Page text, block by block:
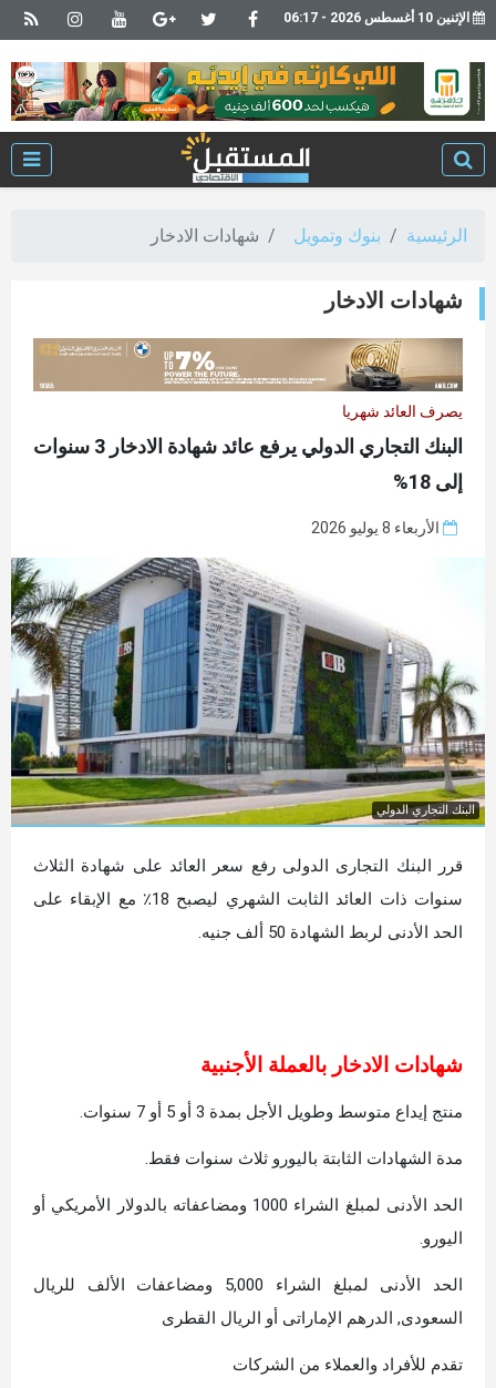
الإثنين 10 أغسطس 2026 - 06:17
الرئيسية بنوك وتمويل شهادات الادخار
شهادات الادخار
يصرف العائد شهريا
البنك التجاري الدولي يرفع عائد شهادة الادخار 3 سنوات
إلى 18%
الأربعاء 8 يوليو 2026
البنك التجاري الدولي
قرر البنك التجارى الدولى رفع سعر العائد على شهادة الثلاث
سنوات ذات العائد الثابت الشهري ليصبح 18٪؜ مع الإبقاء على
الحد الأدنى لربط الشهادة 50 ألف جنيه.
شهادات الادخار بالعملة الأجنبية
منتج إيداع متوسط وطويل الأجل بمدة 3 أو 5 أو 7 سنوات.
مدة الشهادات الثابتة باليورو ثلاث سنوات فقط.
الحد الأدنى لمبلغ الشراء 1000 ومضاعفاته بالدولار الأمريكي أو
اليورو.
الحد الأدنى لمبلغ الشراء 5,000 ومضاعفات الألف للريال
السعودى, الدرهم الإماراتى أو الريال القطرى
تقدم للأفراد والعملاء من الشركات